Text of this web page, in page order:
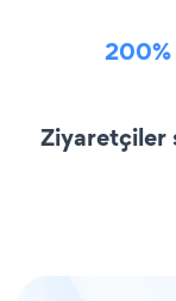
Ziyaretçiler